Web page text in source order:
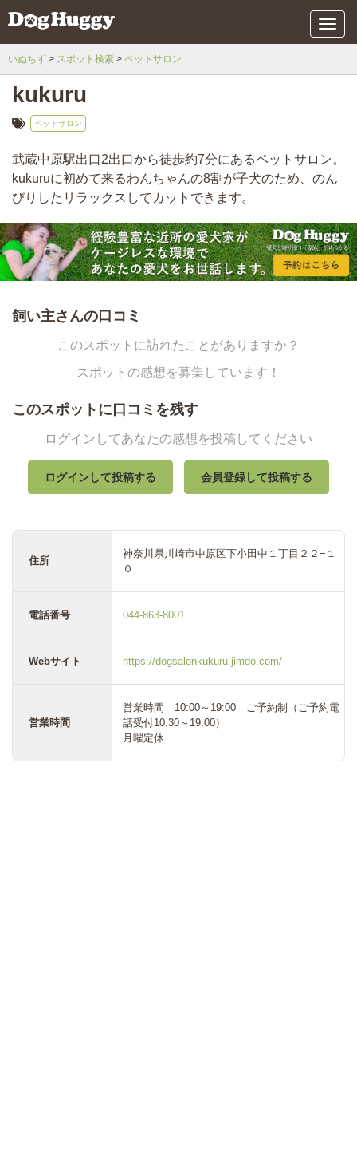
メ
ニ
いぬちず スポット検索 ペットサロン
kukuru
ペットサロン
武蔵中原駅出口2出口から徒歩約7分にあるペットサロン。
kukuruに初めて来るわんちゃんの8割が子犬のため、のん
びりしたリラックスしてカットできます。
飼い主さんの口コミ
このスポットに訪れたことがありますか？
スポットの感想を募集しています！
このスポットに口コミを残す
ログインしてあなたの感想を投稿してください
ログインして投稿する 会員登録して投稿する
住所
神奈川県川崎市中原区下小田中１丁目２２−１
０
電話番号 044-863-8001
Webサイト https://dogsalonkukuru.jimdo.com/
営業時間
営業時間 10:00～19:00 ご予約制（ご予約電
話受付10:30～19:00）
月曜定休